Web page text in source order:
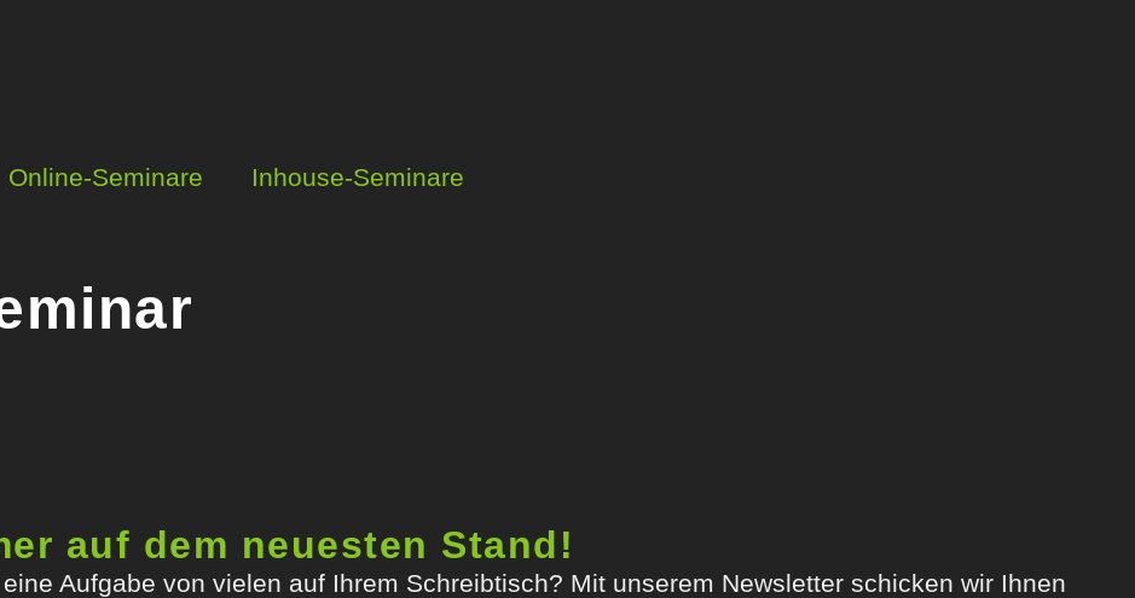
Online-Seminare
Inhouse-Seminare
auf dem neuesten Stand!
Aufgabe von vielen auf Ihrem Schreibtisch? Mit unserem Newsletter schicken wir Ihnen